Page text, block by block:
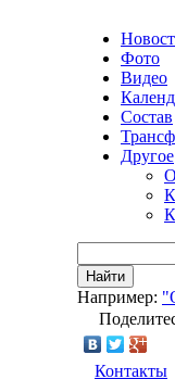
Фото
Видео
Состав
Другое
Найти
Например:
Контакты